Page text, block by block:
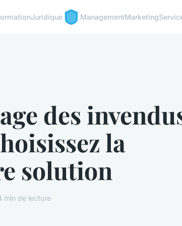
Juridique ManagementMarketing
des
la
solution
de lecture